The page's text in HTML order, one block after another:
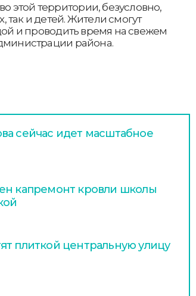
этой территории, безусловно,
так и детей. Жители смогут
и проводить время на свежем
района.
сейчас идет масштабное
капремонт кровли школы
плиткой центральную улицу